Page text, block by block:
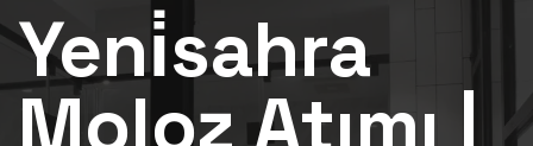
Yeni̇sahra
Moloz Atımı |